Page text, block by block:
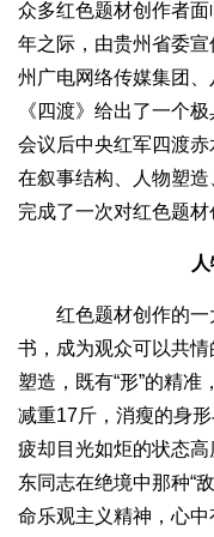
众多红色题材创作者
年之际，由贵州省委
州广电网络传媒集团
《四渡》给出了一个
会议后中央红军四渡赤
在叙事结构、人物塑造
完成了一次对红色题材
红色题材创作的一
书，成为观众可以共情
塑造，既有“形”的精准
减重17斤，消瘦的身
疲却目光如炬的状态
东同志在绝境中那种“
命乐观主义精神，心中